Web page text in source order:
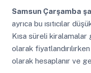
Samsun Çarşamba
ayrıca bu ısıtıcılar
Kısa süreli
olarak
olarak hesaplanır ve